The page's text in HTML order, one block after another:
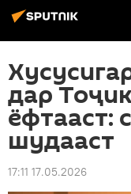
дар
ёфтааст:
шудааст
17:11 17.05.2026